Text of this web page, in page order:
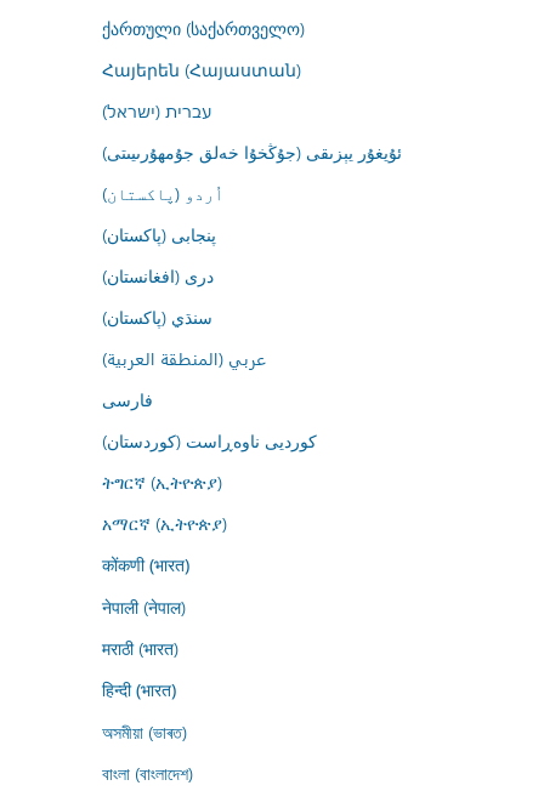
ქართული (საქართველო)
Հայերեն (Հայաստան)
עברית (ישראל)
ئۇيغۇر يېزىقى (جۇڭخۇا خەلق جۇمھۇرىيىتى)
اُردو (پاکستان)
پنجابی (پاکستان)
درى (افغانستان)
سنڌي (پاکستان)
عربي (المنطقة العربية)
فارسى
کوردیی ناوەڕاست (کوردستان)
ትግርኛ (ኢትዮጵያ)
አማርኛ (ኢትዮጵያ)
कोंकणी (भारत)
नेपाली (नेपाल)
मराठी (भारत)
हिन्दी (भारत)
অসমীয়া (ভাৰত)
বাংলা (বাংলাদেশ)